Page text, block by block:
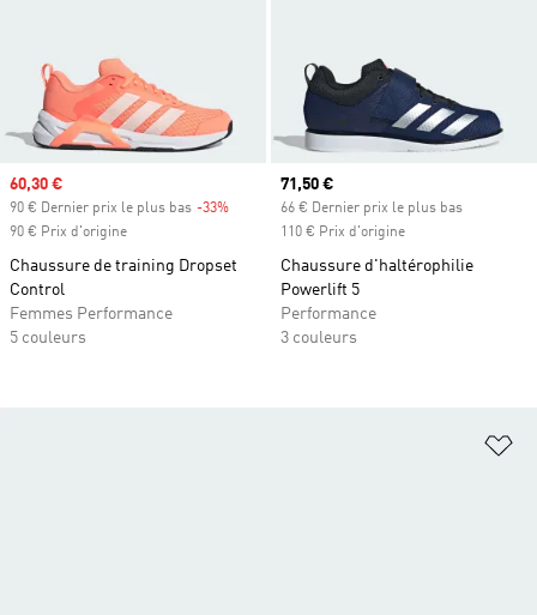
Prix soldé
60,30 €
90 € Dernier prix le plus bas -33%
90 € Prix d'origine
Chaussure de training Dropset
Control
Femmes Performance
5 couleurs
Prix actuel
71,50 €
66 € Dernier prix le plus bas
110 € Prix d'origine
Chaussure d'haltérophilie
Powerlift 5
Performance
3 couleurs